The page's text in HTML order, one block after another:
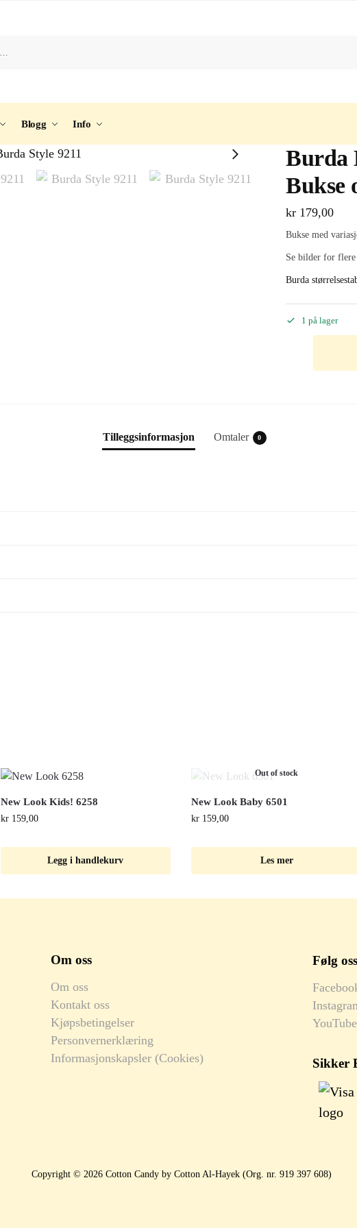
Blogg Info
Burda
Bukse
kr 179,00
Bukse med
Se bilder for flere
Burda
1 på lager
Tilleggsinformasjon Omtaler 0
New Look Kids! 6258
kr159,00
Legg i handlekurv
Out of stock
New Look Baby 6501
kr 159,00
Les mer
Om oss
Om oss
Kontakt oss
Kjøpsbetingelser
Personvernerklæring
Informasjonskapsler (Cookies)
Følg
YouTube
Sikker
Copyright © 2026 Cotton Candy by Cotton Al-Hayek (Org. nr. 919 397 608)